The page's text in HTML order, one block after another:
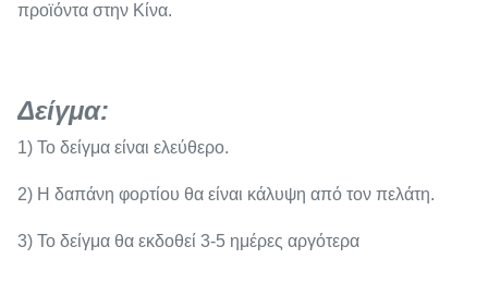
προϊόντα στην Κίνα.
Δείγμα:
1) Το δείγμα είναι ελεύθερο.
2) Η δαπάνη φορτίου θα είναι κάλυψη από τον πελάτη.
3) Το δείγμα θα εκδοθεί 3-5 ημέρες αργότερα